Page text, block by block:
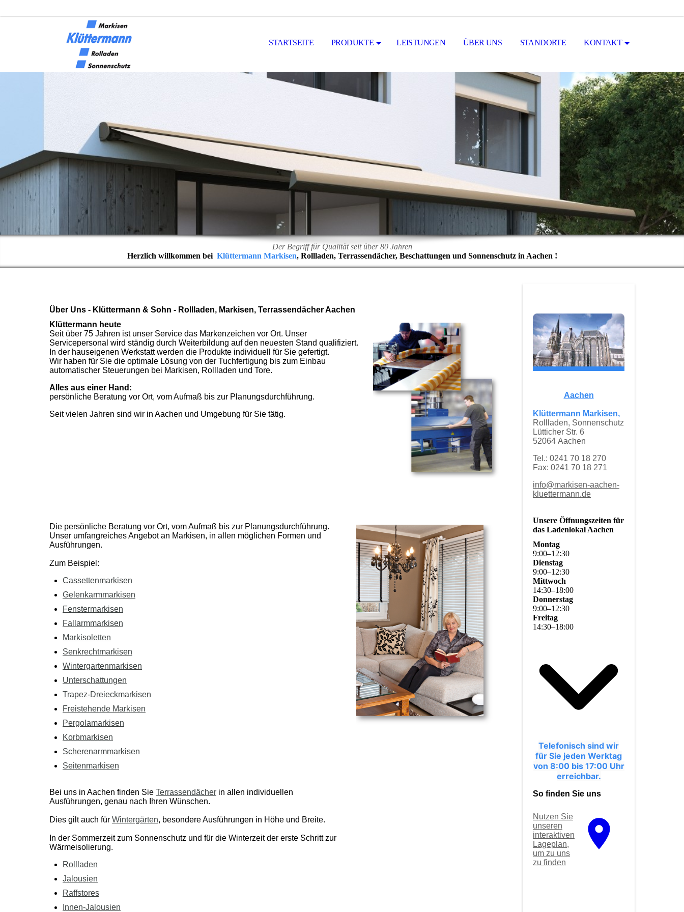
STARTSEITE PRODUKTE LEISTUNGEN ÜBER UNS STANDORTE KONTAKT
Der Begriff für Qualität seit über 80 Jahren
Herzlich willkommen bei Klüttermann Markisen, Rollladen, Terrassendächer, Beschattungen und Sonnenschutz in Aachen !
Über Uns - Klüttermann & Sohn - Rollladen, Markisen, Terrassendächer Aachen
Klüttermann heute
Seit über 75 Jahren ist unser Service das Markenzeichen vor Ort. Unser
Servicepersonal wird ständig durch Weiterbildung auf den neuesten Stand qualifiziert.
In der hauseigenen Werkstatt werden die Produkte individuell für Sie gefertigt.
Wir haben für Sie die optimale Lösung von der Tuchfertigung bis zum Einbau
automatischer Steuerungen bei Markisen, Rollladen und Tore.
Alles aus einer Hand:
persönliche Beratung vor Ort, vom Aufmaß bis zur Planungsdurchführung.
Seit vielen Jahren sind wir in Aachen und Umgebung für Sie tätig.
Die persönliche Beratung vor Ort, vom Aufmaß bis zur Planungsdurchführung.
Unser umfangreiches Angebot an Markisen, in allen möglichen Formen und
Ausführungen.
Zum Beispiel:
Cassettenmarkisen
Gelenkarmmarkisen
Fenstermarkisen
Fallarmmarkisen
Markisoletten
Senkrechtmarkisen
Wintergartenmarkisen
Unterschattungen
Trapez-Dreieckmarkisen
Freistehende Markisen
Pergolamarkisen
Korbmarkisen
Scherenarmmarkisen
Seitenmarkisen
Bei uns in Aachen finden Sie Terrassendächer in allen individuellen
Ausführungen, genau nach Ihren Wünschen.
Dies gilt auch für Wintergärten, besondere Ausführungen in Höhe und Breite.
In der Sommerzeit zum Sonnenschutz und für die Winterzeit der erste Schritt zur
Wärmeisolierung.
Rollladen
Jalousien
Raffstores
Innen-Jalousien
Aachen
Klüttermann Markisen,
Rollladen, Sonnenschutz
Lütticher Str. 6
52064 Aachen
Tel.: 0241 70 18 270
Fax: 0241 70 18 271
info@markisen-aachen-
kluettermann.de
Unsere Öffnungszeiten für
das Ladenlokal Aachen
Montag
9:00–12:30
Dienstag
9:00–12:30
Mittwoch
14:30–18:00
Donnerstag
9:00–12:30
Freitag
14:30–18:00
Telefonisch sind wir
für Sie jeden Werktag
von 8:00 bis 17:00 Uhr
erreichbar.
So finden Sie uns
Nutzen Sie
unseren
interaktiven
La­ge­plan,
um zu uns
zu finden